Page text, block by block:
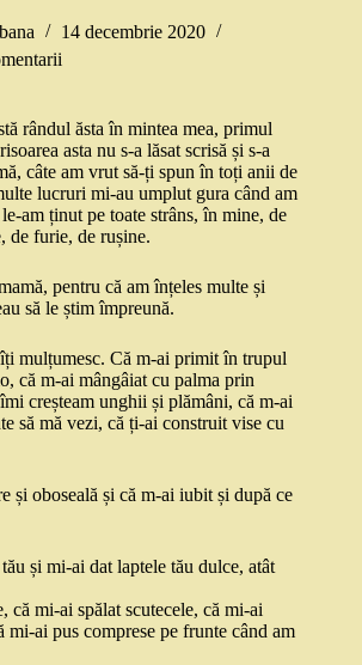
14 decembrie 2020
rândul ăsta în mintea mea, primul
asta nu s-a lăsat scrisă și s-a
câte am vrut să-ți spun în toți anii de
lucruri mi-au umplut gura când am
am ținut pe toate strâns, în mine, de
de furie, de rușine.
pentru că am înțeles multe și
să le știm împreună.
mulțumesc. Că m-ai primit în trupul
că m-ai mângâiat cu palma prin
creșteam unghii și plămâni, că m-ai
să mă vezi, că ți-ai construit vise cu
și oboseală și că m-ai iubit și după ce
și mi-ai dat laptele tău dulce, atât
că mi-ai spălat scutecele, că mi-ai
mi-ai pus comprese pe frunte când am